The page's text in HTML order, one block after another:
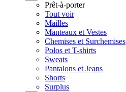
Prêt-à-porter
Tout voir
Mailles
Manteaux et Vestes
Chemises et Surchemises
Polos et T-shirts
Sweats
Pantalons et Jeans
Shorts
Surplus